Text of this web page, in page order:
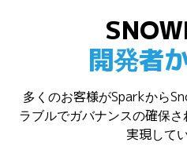
開発者
多くのお客様がSparkから
ラブルでガバナンスの確保
実現して